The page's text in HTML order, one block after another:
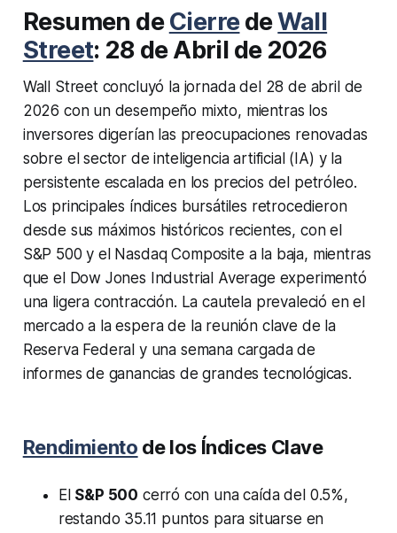
Resumen deCierredeWall
Street: 28 de Abril de 2026
Wall Street concluyó la jornada del 28 de abril de
2026 con un desempeño mixto, mientras los
inversores digerían las preocupaciones renovadas
sobre el sector de inteligencia artificial (IA) y la
persistente escalada en los precios del petróleo.
Los principales índices bursátiles retrocedieron
desde sus máximos históricos recientes, con el
S&P 500 y el Nasdaq Composite a la baja, mientras
que el Dow Jones Industrial Average experimentó
una ligera contracción. La cautela prevaleció en el
mercado a la espera de la reunión clave de la
Reserva Federal y una semana cargada de
informes de ganancias de grandes tecnológicas.
Rendimiento de los Índices Clave
El S&P 500 cerró con una caída del 0.5%,
restando 35.11 puntos para situarse en